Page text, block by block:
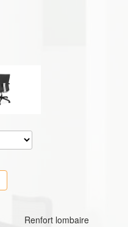
Renfort lombaire